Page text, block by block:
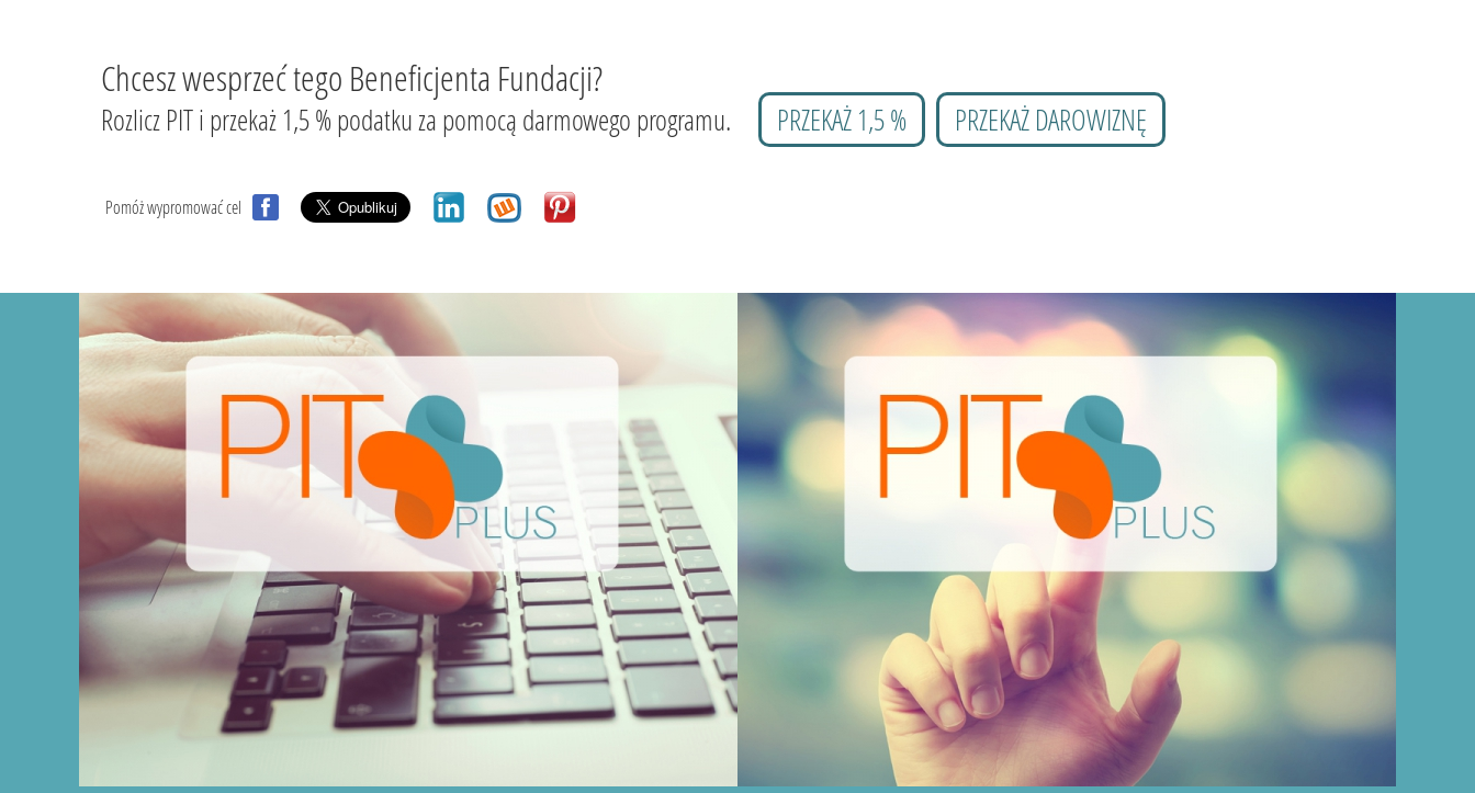
Chcesz wesprzeć tego Beneficjenta Fundacji?
Rozlicz PIT i przekaż 1,5 % podatku za pomocą darmowego programu. PRZEKAŻ 1,5 % PRZEKAŻ DAROWIZNĘ
Pomóż wypromować cel